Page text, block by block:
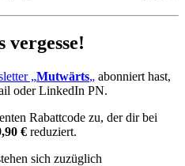
vergesse!
„Mutwärts„ abonniert hast,
oder LinkedIn PN.
Rabattcode zu, der dir bei
€ reduziert.
sich zuzüglich